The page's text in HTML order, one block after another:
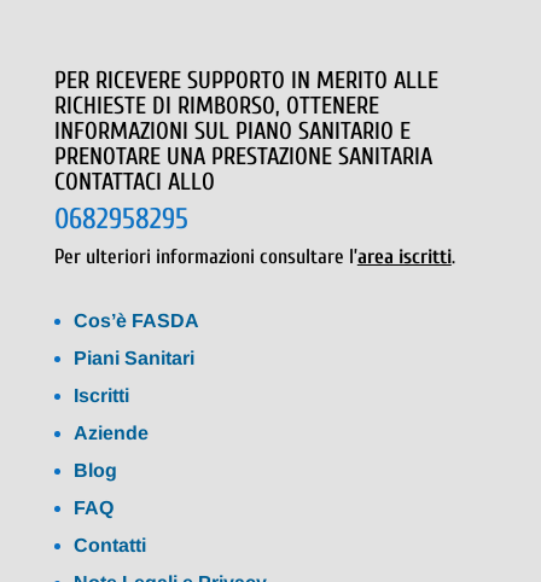
PER RICEVERE SUPPORTO IN MERITO ALLE
RICHIESTE DI RIMBORSO, OTTENERE
INFORMAZIONI SUL PIANO SANITARIO E
PRENOTARE UNA PRESTAZIONE SANITARIA
CONTATTACI ALLO
0682958295
Per ulteriori informazioni consultare l’area iscritti.
Cos’è FASDA
Piani Sanitari
Iscritti
Aziende
Blog
FAQ
Contatti